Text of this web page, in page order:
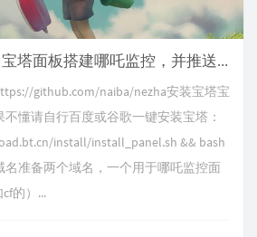
【哪吒监控教程】宝塔面板搭建哪吒监控，并推送到tgbot
github.com/naiba/nezha安装宝塔宝
懂请自行百度或谷歌一键安装宝塔：
install/install_panel.sh && bash
名准备两个域名，一个用于哪吒监控面
的）...